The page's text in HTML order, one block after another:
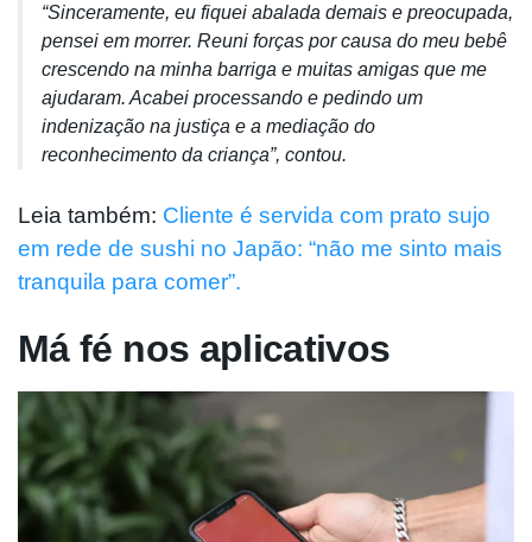
“Sinceramente, eu fiquei abalada demais e preocupada,
pensei em morrer. Reuni forças por causa do meu bebê
crescendo na minha barriga e muitas amigas que me
ajudaram. Acabei processando e pedindo um
indenização na justiça e a mediação do
reconhecimento da criança”, contou.
Leia também: Cliente é servida com prato sujo
em rede de sushi no Japão: “não me sinto mais
tranquila para comer”.
Má fé nos aplicativos